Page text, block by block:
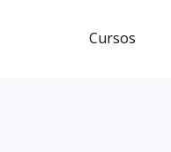
Cursos